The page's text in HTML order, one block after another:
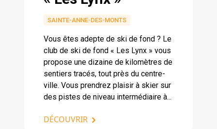
SAINTE-ANNE-DES-MONTS
Vous êtes adepte de ski de fond ? Le
club de ski de fond « Les Lynx » vous
propose une dizaine de kilomètres de
sentiers tracés, tout près du centre-
ville. Vous prendrez plaisir à skier sur
des pistes de niveau intermédiaire à...
DÉCOUVRIR